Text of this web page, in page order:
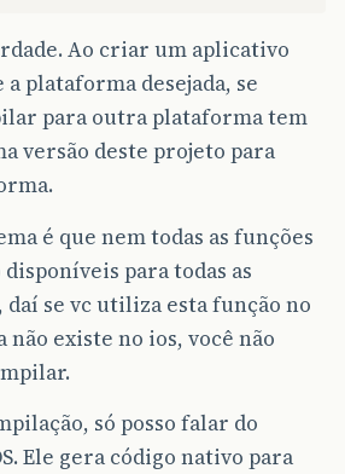
Ao criar um aplicativo
a plataforma desejada, se
para outra plataforma tem
versão deste projeto para
é que nem todas as funções
disponíveis para todas as
se vc utiliza esta função no
não existe no ios, você não
só posso falar do
Ele gera código nativo para